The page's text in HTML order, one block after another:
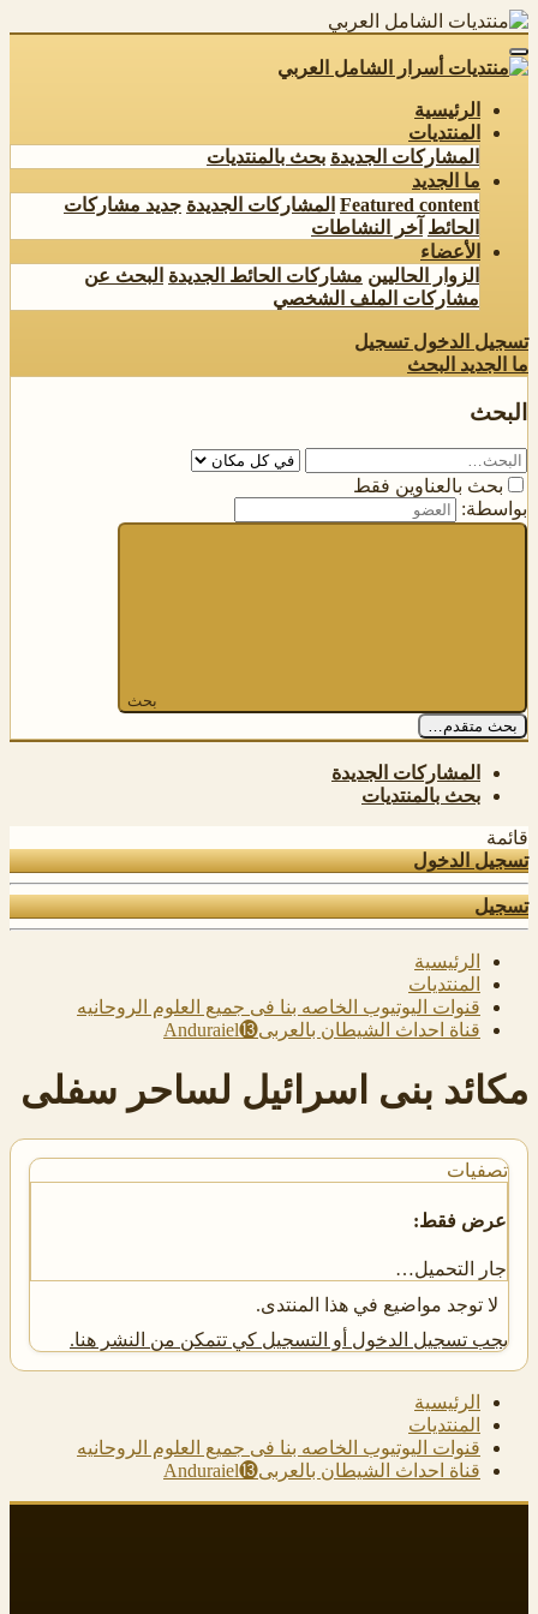
الرئيسية
المنتديات
المشاركات الجديدة بحث بالمنتديات
ما الجديد
Featured content المشاركات الجديدة جديد مشاركات
الحائط آخر النشاطات
الأعضاء
الزوار الحاليين مشاركات الحائط الجديدة البحث عن
مشاركات الملف الشخصي
تسجيل الدخول تسجيل
ما الجديد البحث
البحث
بحث بالعناوين فقط
بواسطة:
بحث
بحث متقدم…
المشاركات الجديدة
بحث بالمنتديات
قائمة
تسجيل الدخول
تسجيل
الرئيسية
المنتديات
قنوات اليوتيوب الخاصه بنا فى جميع العلوم الروحانيه
قناة احداث الشيطان بالعربى⓭Anduraiel
مكائد بنى اسرائيل لساحر سفلى
تصفيات
عرض فقط:
جار التحميل…
لا توجد مواضيع في هذا المنتدى.
يجب تسجيل الدخول أو التسجيل كي تتمكن من النشر هنا.
الرئيسية
المنتديات
قنوات اليوتيوب الخاصه بنا فى جميع العلوم الروحانيه
قناة احداث الشيطان بالعربى⓭Anduraiel